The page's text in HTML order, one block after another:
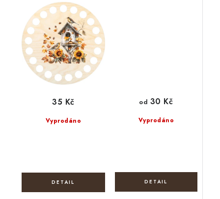
Vyprodáno
35 Kč
Vyprodáno
od 30 Kč